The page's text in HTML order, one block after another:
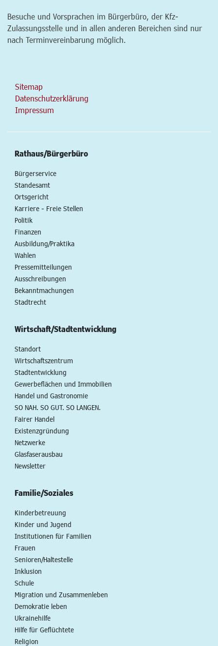
Besuche und Vorsprachen im Bürgerbüro, der Kfz-
Zulassungsstelle und in allen anderen Bereichen sind nur
nach Terminvereinbarung möglich.
Sitemap
Datenschutzerklärung
Impressum
Rathaus/Bürgerbüro
Bürgerservice
Standesamt
Ortsgericht
Karriere - Freie Stellen
Politik
Finanzen
Ausbildung/Praktika
Wahlen
Pressemitteilungen
Ausschreibungen
Bekanntmachungen
Stadtrecht
Wirtschaft/Stadtentwicklung
Standort
Wirtschaftszentrum
Stadtentwicklung
Gewerbeflächen und Immobilien
Handel und Gastronomie
SO NAH. SO GUT. SO LANGEN.
Fairer Handel
Existenzgründung
Netzwerke
Glasfaserausbau
Newsletter
Familie/Soziales
Kinderbetreuung
Kinder und Jugend
Institutionen für Familien
Frauen
Senioren/Haltestelle
Inklusion
Schule
Migration und Zusammenleben
Demokratie leben
Ukrainehilfe
Hilfe für Geflüchtete
Religion